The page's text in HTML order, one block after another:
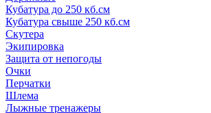
Кубатура до 250 кб.см
Кубатура свыше 250 кб.см
Скутера
Экипировка
Защита от непогоды
Очки
Перчатки
Шлема
Лыжные тренажеры